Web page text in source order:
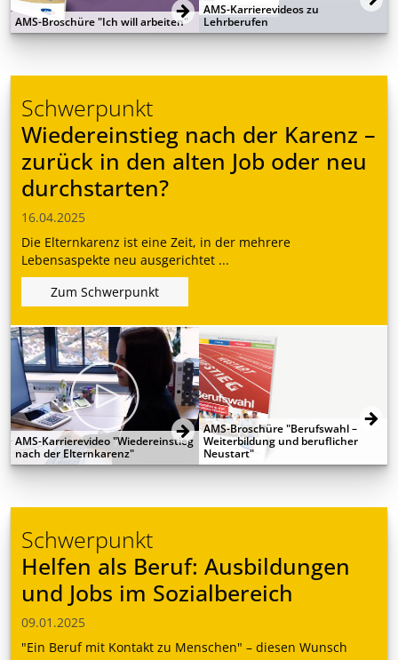
AMS-Broschüre "Ich will arbeiten"
AMS-Karrierevideos zu
Lehrberufen
Schwerpunkt
Wiedereinstieg nach der Karenz –
zurück in den alten Job oder neu
durchstarten?
16.04.2025
Die Elternkarenz ist eine Zeit, in der mehrere
Lebensaspekte neu ausgerichtet ...
Zum Schwerpunkt
AMS-Karrierevideo "Wiedereinstieg
nach der Elternkarenz"
AMS-Broschüre "Berufswahl –
Weiterbildung und beruflicher
Neustart"
Schwerpunkt
Helfen als Beruf: Ausbildungen
und Jobs im Sozialbereich
09.01.2025
"Ein Beruf mit Kontakt zu Menschen" – diesen Wunsch